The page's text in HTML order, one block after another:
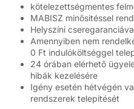
kötelezettségmentes
MABISZ minősitéssel
Helyszíni
Amennyiben nem
0 Ft indulóköltséggel
24 órában elérhető
hibák kezelésére
Igény esetén hétvégén
rendszerek telepitését